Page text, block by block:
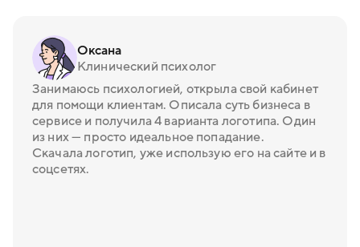
Оксана
Клинический психолог
Занимаюсь психологией, открыла свой кабинет
для помощи клиентам. Описала суть бизнеса в
сервисе и получила 4 варианта логотипа. Один
из них — просто идеальное попадание.
Скачала логотип, уже использую его на сайте и в
соцсетях.